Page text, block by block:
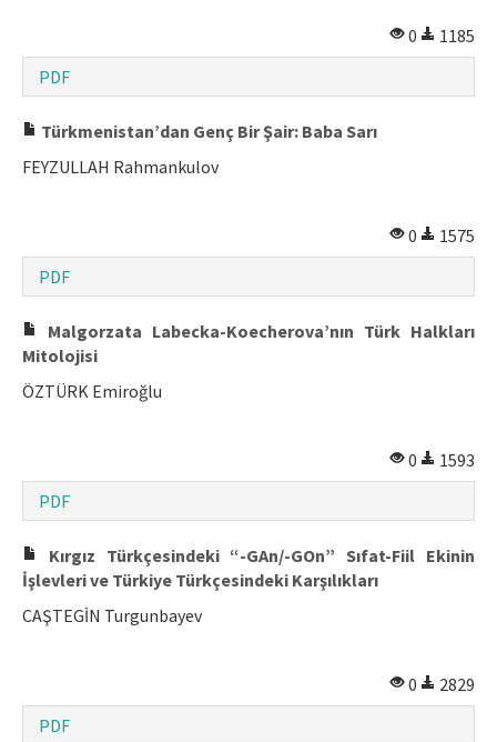
0
1185
PDF
Türkmenistan’dan Genç Bir Şair: Baba Sarı
FEYZULLAH Rahmankulov
0
1575
PDF
Malgorzata Labecka-Koecherova’nın Türk Halkları
Mitolojisi
ÖZTÜRK Emiroğlu
0
1593
PDF
Kırgız Türkçesindeki “-GAn/-GOn” Sıfat-Fiil Ekinin
İşlevleri ve Türkiye Türkçesindeki Karşılıkları
CAŞTEGİN Turgunbayev
0
2829
PDF